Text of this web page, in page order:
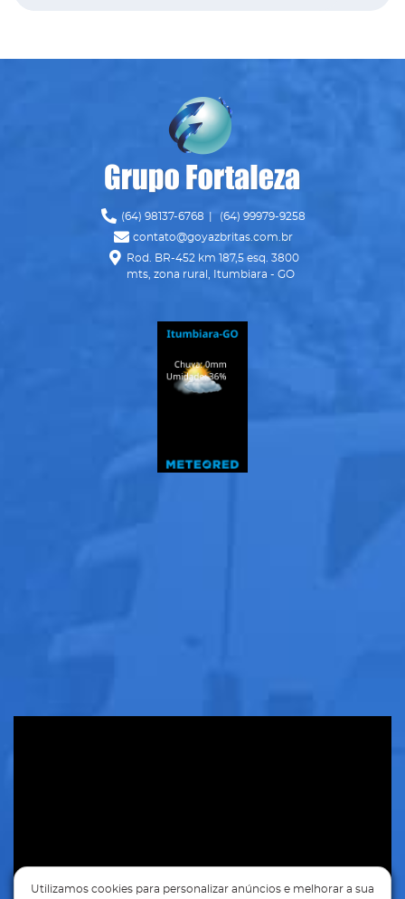
Ícone Telefone
(64) 98137-6768 (64) 99979-9258
Ícone Envelope
contato@goyazbritas.com.br
Ícone Mapa
Rod. BR-452 km 187,5 esq. 3800
mts, zona rural, Itumbiara - GO
Utilizamos cookies para personalizar anúncios e melhorar a sua